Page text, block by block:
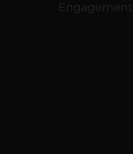
Engagement